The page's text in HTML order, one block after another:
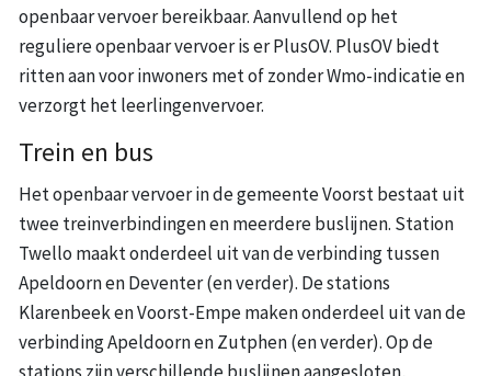
openbaar vervoer bereikbaar. Aanvullend op het
reguliere openbaar vervoer is er PlusOV. PlusOV biedt
ritten aan voor inwoners met of zonder Wmo-indicatie en
verzorgt het leerlingenvervoer.
Trein en bus
Het openbaar vervoer in de gemeente Voorst bestaat uit
twee treinverbindingen en meerdere buslijnen. Station
Twello maakt onderdeel uit van de verbinding tussen
Apeldoorn en Deventer (en verder). De stations
Klarenbeek en Voorst-Empe maken onderdeel uit van de
verbinding Apeldoorn en Zutphen (en verder). Op de